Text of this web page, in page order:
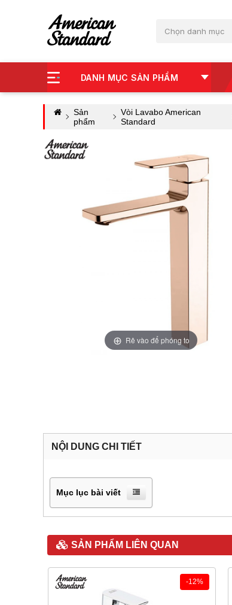
DANH MỤC SẢN PHẨM
Sản
phẩm
Vòi Lavabo American
Standard
Rê vào để phóng to
NỘI DUNG CHI TIẾT
Mục lục bài viết
SẢN PHẨM LIÊN QUAN
-12%